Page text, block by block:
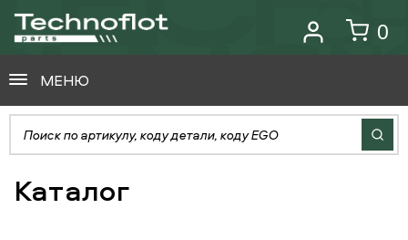
0
МЕНЮ
Каталог